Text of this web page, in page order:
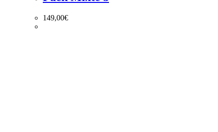
149,00€